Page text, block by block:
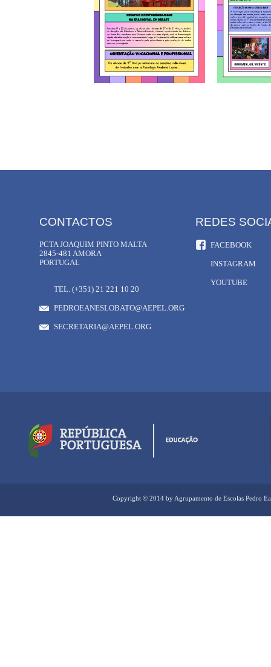
TEL. (+351) 21 221 10 20
PEDROEANESLOBATO@AEPEL.ORG
SECRETARIA@AEPEL.ORG
FACEBOOK
INSTAGRAM
YOUTUBE
CONTACTOS
PCTA JOAQUIM PINTO MALTA
2845-481 AMORA
PORTUGAL
REDES
Copyright © 2014 by Agrupamento de Escolas Pedro